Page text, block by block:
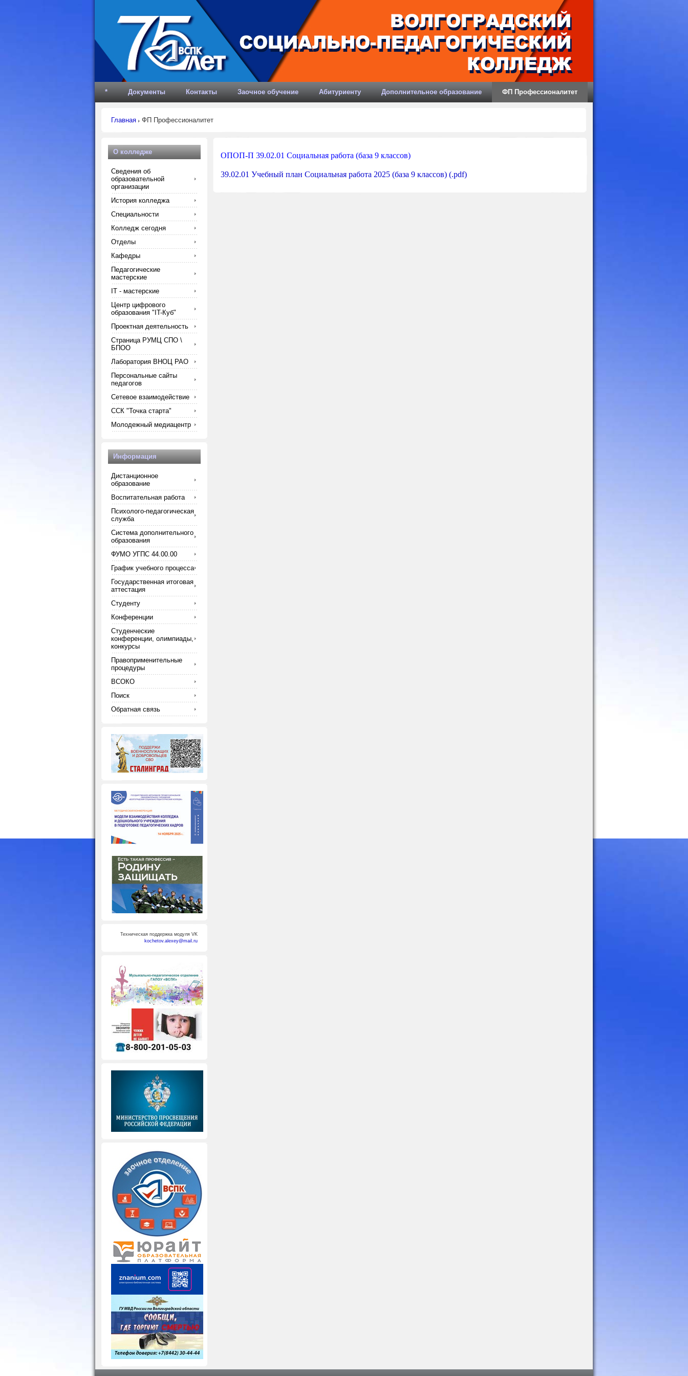
* Документы Контакты Заочное обучение Абитуриенту Дополнительное образование ФП Профессионалитет
Главная ФП Профессионалитет
ОПОП-П 39.02.01 Социальная работа (база 9 классов)
39.02.01 Учебный план Социальная работа 2025 (база 9 классов) (.pdf)
О колледже
Сведения об
образовательной
организации
История колледжа
Специальности
Колледж сегодня
Отделы
Кафедры
Педагогические
мастерские
IT - мастерские
Центр цифрового
образования "IT-Куб"
Проектная деятельность
Страница РУМЦ СПО \
БПОО
Лаборатория ВНОЦ РАО
Персональные сайты
педагогов
Сетевое взаимодействие
ССК "Точка старта"
Молодежный медиацентр
Информация
Дистанционное
образование
Воспитательная работа
Психолого-педагогическая
служба
Система дополнительного
образования
ФУМО УГПС 44.00.00
График учебного процесса
Государственная итоговая
аттестация
Студенту
Конференции
Студенческие
конференции, олимпиады,
конкурсы
Правоприменительные
процедуры
ВСОКО
Поиск
Обратная связь
Техническая поддержка модуля VK
kochetov.alexey@mail.ru